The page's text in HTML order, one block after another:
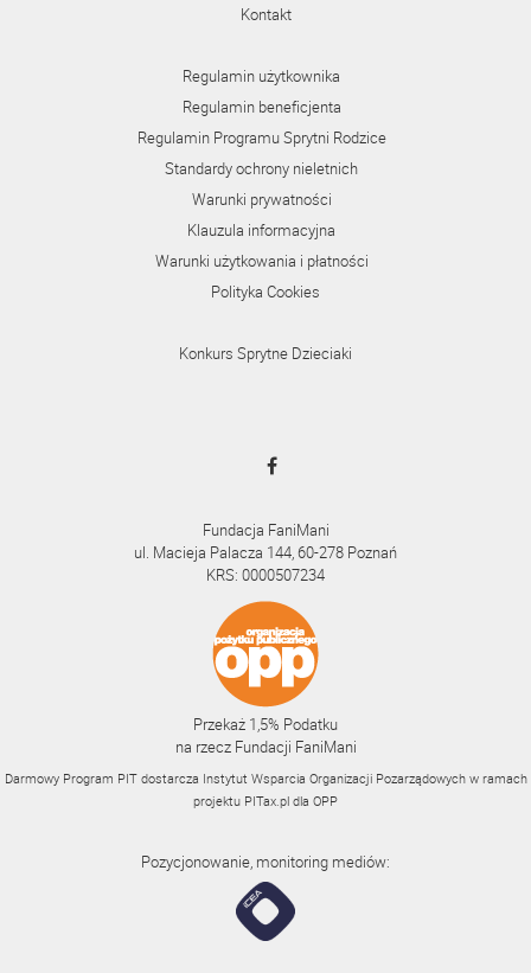
Kontakt
Regulamin użytkownika
Regulamin beneficjenta
Regulamin Programu Sprytni Rodzice
Standardy ochrony nieletnich
Warunki prywatności
Klauzula informacyjna
Warunki użytkowania i płatności
Polityka Cookies
Konkurs Sprytne Dzieciaki
Fundacja FaniMani
ul. Macieja Palacza 144, 60-278 Poznań
KRS: 0000507234
Przekaż 1,5% Podatku
na rzecz Fundacji FaniMani
Darmowy Program PIT dostarcza Instytut Wsparcia Organizacji Pozarządowych w ramach
projektu PITax.pl dla OPP
Pozycjonowanie, monitoring mediów: